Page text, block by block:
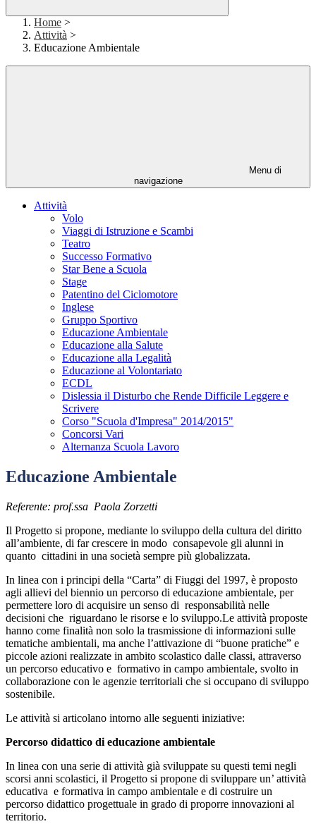
Home >
Attività >
Educazione Ambientale
Menu di
navigazione
Attività
Volo
Viaggi di Istruzione e Scambi
Teatro
Successo Formativo
Star Bene a Scuola
Stage
Patentino del Ciclomotore
Inglese
Gruppo Sportivo
Educazione Ambientale
Educazione alla Salute
Educazione alla Legalità
Educazione al Volontariato
ECDL
Dislessia il Disturbo che Rende Difficile Leggere e
Scrivere
Corso "Scuola d'Impresa" 2014/2015"
Concorsi Vari
Alternanza Scuola Lavoro
Educazione Ambientale
Referente: prof.ssa Paola Zorzetti
Il Progetto si propone, mediante lo sviluppo della cultura del diritto
all’ambiente, di far crescere in modo consapevole gli alunni in
quanto cittadini in una società sempre più globalizzata.
In linea con i principi della “Carta” di Fiuggi del 1997, è proposto
agli allievi del biennio un percorso di educazione ambientale, per
permettere loro di acquisire un senso di responsabilità nelle
decisioni che riguardano le risorse e lo sviluppo.Le attività proposte
hanno come finalità non solo la trasmissione di informazioni sulle
tematiche ambientali, ma anche l’attivazione di “buone pratiche” e
piccole azioni realizzate in ambito scolastico dalle classi, attraverso
un percorso educativo e formativo in campo ambientale, svolto in
collaborazione con le agenzie territoriali che si occupano di sviluppo
sostenibile.
Le attività si articolano intorno alle seguenti iniziative:
Percorso didattico di educazione ambientale
In linea con una serie di attività già sviluppate su questi temi negli
scorsi anni scolastici, il Progetto si propone di sviluppare un’ attività
educativa e formativa in campo ambientale e di costruire un
percorso didattico progettuale in grado di proporre innovazioni al
territorio.